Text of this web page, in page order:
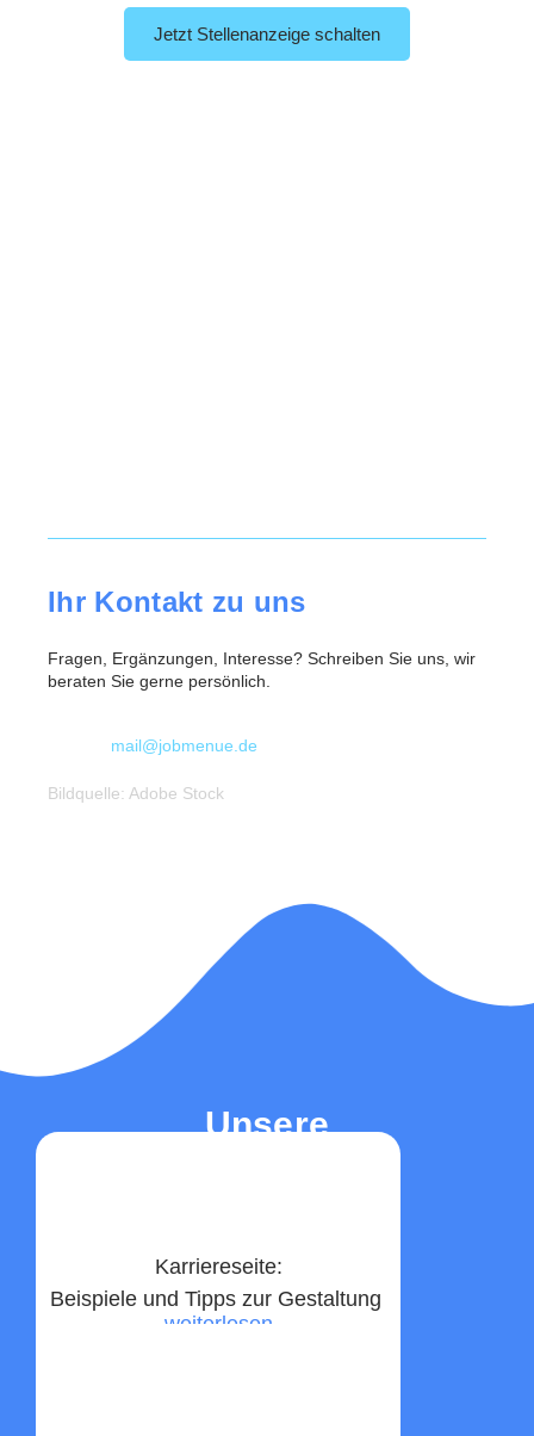
Jetzt Stellenanzeige schalten
Ihr Kontakt zu uns
Fragen, Ergänzungen, Interesse? Schreiben Sie uns, wir
beraten Sie gerne persönlich.
mail@jobmenue.de
Bildquelle: Adobe Stock
Unsere
Karriereseite:
Beispiele und Tipps zur Gestaltung ​
weiterlesen